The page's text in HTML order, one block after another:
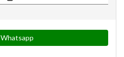
Whatsapp